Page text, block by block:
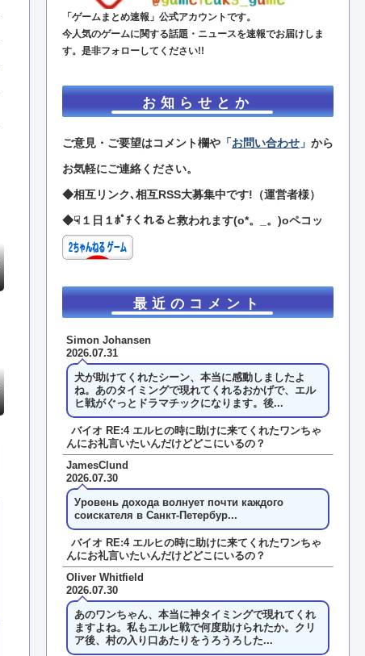
「ゲームまとめ速報」公式アカウントです。
今人気のゲームに関する話題・ニュースを速報でお届けしま
す。是非フォローしてください!!
お知らせとか
ご意見・ご要望はコメント欄や 「お問い合わせ 」 から
お気軽にご連絡ください。
◆相互リンク､相互RSS大募集中です!（運営者様）
◆☟１日１ﾎﾟﾁくれると救われます(o*。_。)oペコッ
最近のコメント
Simon Johansen
2026.07.31
犬が助けてくれたシーン、本当に感動しましたよ
ね。あのタイミングで現れてくれるおかげで、エル
ヒ戦がぐっとドラマチックになります。後...
バイオ RE:4 エルヒの時に助けに来てくれたワンちゃ
んにお礼言いたいんだけどどこにいるの？
JamesClund
2026.07.30
Уровень дохода волнует почти каждого
соискателя в Санкт-Петербур...
バイオ RE:4 エルヒの時に助けに来てくれたワンちゃ
んにお礼言いたいんだけどどこにいるの？
Oliver Whitfield
2026.07.30
あのワンちゃん、本当に神タイミングで現れてくれ
ますよね。私もエルヒ戦で何度助けられたか。クリ
ア後、村の入り口あたりをうろうろした...